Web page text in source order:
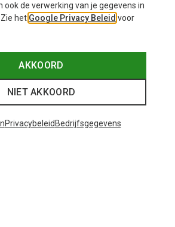
Petzl
Pur´Ice ijsdoorn
de verwerking van je gegevens in
het Google Privacy Beleid voor
AKKOORD
NIET AKKOORD
Privacybeleid Bedrijfsgegevens